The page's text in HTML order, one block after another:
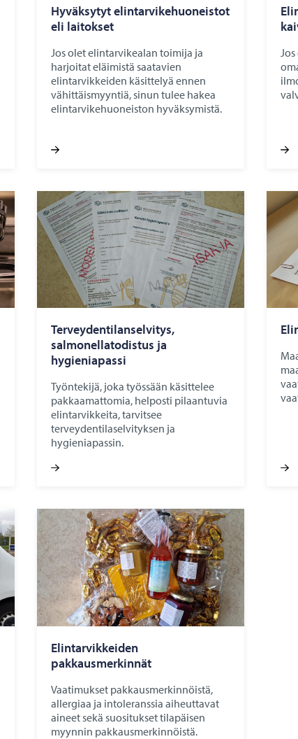
Hyväksytyt elintarvikehuoneistot
eli laitokset
Jos olet elintarvikealan toimija ja
harjoitat eläimistä saatavien
elintarvikkeiden käsittelyä ennen
vähittäismyyntiä, sinun tulee hakea
elintarvikehuoneiston hyväksymistä.
Terveydentilanselvitys,
salmonellatodistus ja
hygieniapassi
Työntekijä, joka työssään käsittelee
pakkaamattomia, helposti pilaantuvia
elintarvikkeita, tarvitsee
terveydentilaselvityksen ja
hygieniapassin.
Elintarvikkeiden
pakkausmerkinnät
Vaatimukset pakkausmerkinnöistä,
allergiaa ja intoleranssia aiheuttavat
aineet sekä suositukset tilapäisen
myynnin pakkausmerkinnöistä.